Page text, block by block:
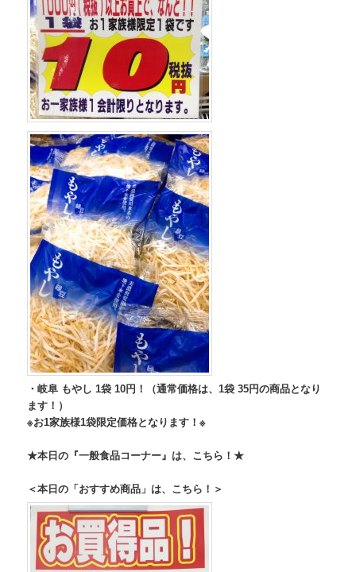
・岐阜 もやし 1袋 10円！（通常価格は、1袋 35円の商品となり
ます！）
※お1家族様1袋限定価格となります！※
★本日の『一般食品コーナー』は、こちら！★
＜本日の「おすすめ商品」は、こちら！＞